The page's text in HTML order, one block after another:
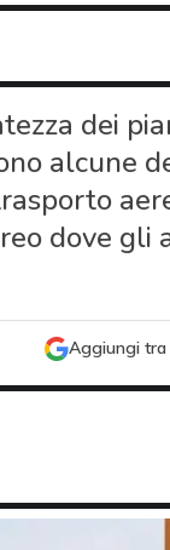
dei
alcune
dove gli
Aggiungi tra